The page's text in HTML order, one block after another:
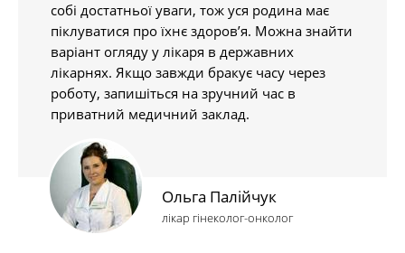
собі достатньої уваги, тож уся родина має
піклуватися про їхнє здоров’я. Можна знайти
варіант огляду у лікаря в державних
лікарнях. Якщо завжди бракує часу через
роботу, запишіться на зручний час в
приватний медичний заклад.
Ольга Палійчук
лікар гінеколог-онколог